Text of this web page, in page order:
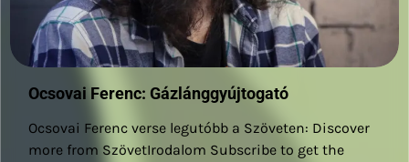
Ocsovai Ferenc: Gázlánggyújtogató
Ocsovai Ferenc verse legutóbb a Szöveten: Discover
more from SzövetIrodalom Subscribe to get the